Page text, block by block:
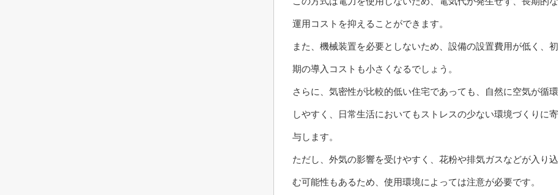
運用コストを抑えることができます。
また、機械装置を必要としないため、設備の設置費用が低く、初
期の導入コストも小さくなるでしょう。
さらに、気密性が比較的低い住宅であっても、自然に空気が循環
しやすく、日常生活においてもストレスの少ない環境づくりに寄
与します。
ただし、外気の影響を受けやすく、花粉や排気ガスなどが入り込
む可能性もあるため、使用環境によっては注意が必要です。